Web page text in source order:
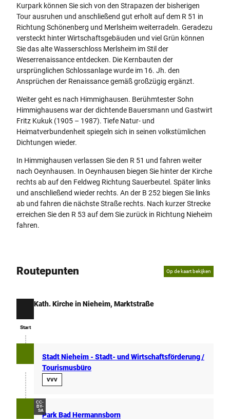
Kurpark können Sie sich von den Strapazen der bisherigen
Tour ausruhen und anschließend gut erholt auf dem R 51 in
Richtung Schönenberg und Merlsheim weiterradeln. Geradezu
versteckt hinter Wirtschaftsgebäuden und viel Grün können
Sie das alte Wasserschloss Merlsheim im Stil der
Weserrenaissance entdecken. Die Kernbauten der
ursprünglichen Schlossanlage wurde im 16. Jh. den
Ansprüchen der Renaissance gemäß großzügig ergänzt.
Weiter geht es nach Himmighausen. Berühmtester Sohn
Himmighausens war der dichtende Bauersmann und Gastwirt
Fritz Kukuk (1905 – 1987). Tiefe Natur- und
Heimatverbundenheit spiegeln sich in seinen volkstümlichen
Dichtungen wieder.
In Himmighausen verlassen Sie den R 51 und fahren weiter
nach Oeynhausen. In Oeynhausen biegen Sie hinter der Kirche
rechts ab auf den Feldweg Richtung Sauerbeutel. Später links
und anschließend wieder rechts. An der B 252 biegen Sie links
ab und fahren die nächste Straße rechts. Nach kurzer Strecke
erreichen Sie den R 53 auf dem Sie zurück in Richtung Nieheim
fahren.
Routepunten Op de kaart bekijken
Start
Kath. Kirche in Nieheim, Marktstraße
Stadt Nieheim - Stadt- und Wirtschaftsförderung /
Tourismusbüro
VVV
CC-
BY-
SA
Park Bad Hermannsborn